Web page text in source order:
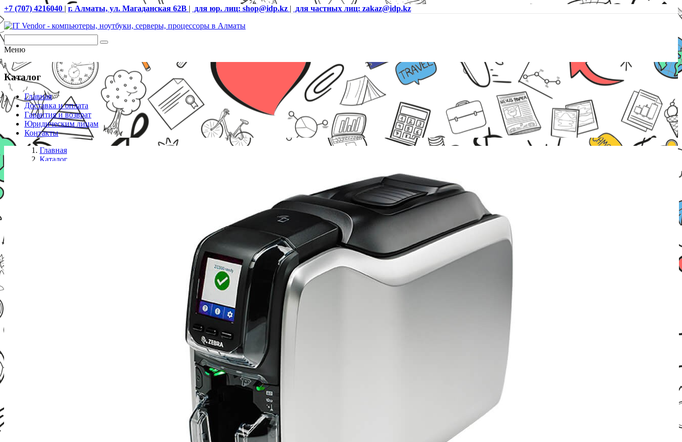
+7 (707) 4216040 | г. Алматы, ул. Магаданская 62В | для юр. лиц: shop@idp.kz | для частных лиц: zakaz@idp.kz
Меню
Каталог
Главная
Доставка и оплата
Гарантия и возврат
Юридическим лицам
Контакты
Главная
Каталог